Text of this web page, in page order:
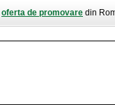
oferta de promovare din